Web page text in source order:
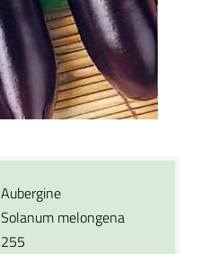
Aubergine
Solanum melongena
255